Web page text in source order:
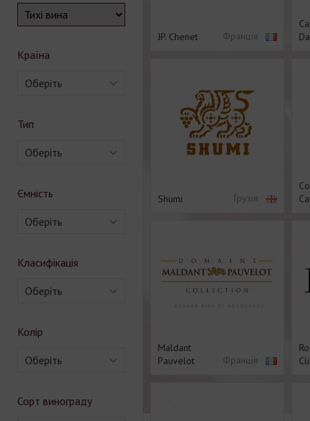
Країна
Оберіть
Тип
Оберіть
Ємність
Оберіть
Класифікація
Оберіть
Колір
Оберіть
Сорт винограду
JP. Chenet Франція
Shumi Грузія
Maldant
Pauvelot
Франція